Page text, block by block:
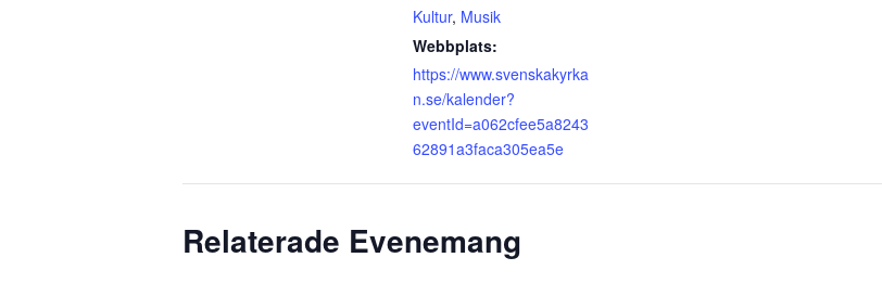
Kultur, Musik
Webbplats:
https://www.svenskakyrka
n.se/kalender?
eventId=a062cfee5a8243
62891a3faca305ea5e
Relaterade Evenemang